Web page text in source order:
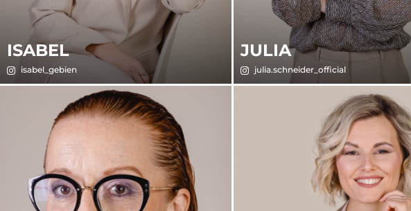
ISABEL
isabel_gebien
JULIA
julia.schneider_official